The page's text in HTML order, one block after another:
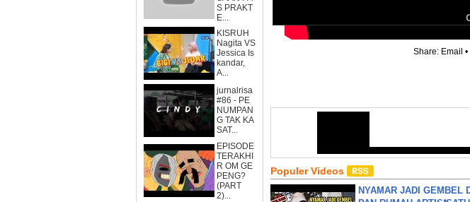
S PRAKT
E...
KISRUH
Nagita VS
Jessica Is
kandar,
A...
jurnalrisa
#86 - PE
NUMPAN
G TAK KA
SAT...
EPISODE
TERAKHI
R OM GE
PENG?
(PART
2)...
Share: Email •
Populer Videos
NYAMAR JADI GEMBEL